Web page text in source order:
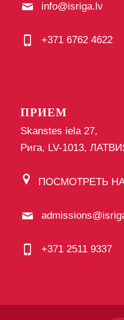
info@isriga.lv
+371 6762 4622
ПРИЕМ
Skanstes iela 27,
Рига, LV-1013,
ПОСМОТРЕТЬ
+371 2511 9337